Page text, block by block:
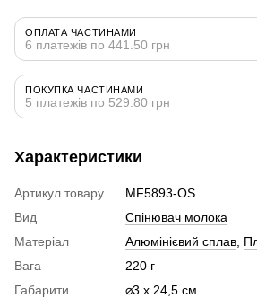
ОПЛАТА ЧАСТИНАМИ
6 платежів по 441.50 грн
ПОКУПКА ЧАСТИНАМИ
5 платежів по 529.80 грн
Характеристики
Артикул товару
MF5893-OS
Вид
Спінювач молока
Матеріал
Алюмінієвий сплав
Вага
220 г
Габарити
⌀3 х 24,5 см